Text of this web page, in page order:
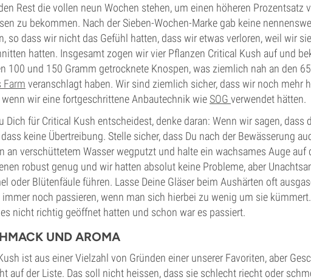
Rest die vollen neun Wochen stehen, um einen höheren Prozentsatz
zu bekommen. Nach der Sieben-Wochen-Marke gab keine
so dass wir nicht das Gefühl hatten, dass wir etwas verloren, weil wir
hatten. Insgesamt zogen wir vier Pflanzen Critical Kush auf und
100 und 150 Gramm getrocknete Knospen, was ziemlich nah an den
Farm veranschlagt haben. Wir sind ziemlich sicher, dass wir noch mehr
wenn wir eine fortgeschrittene Anbautechnik wie SOG verwendet hätten.
Dich für Critical Kush entscheidest, denke daran: Wenn wir sagen, dass
keine Übertreibung. Stelle sicher, dass Du nach der Bewässerung
an verschüttetem Wasser wegputzt und halte ein wachsames Auge
robust genug und wir hatten absolut keine Probleme, aber
oder Blütenfäule führen. Lasse Deine Gläser beim Aushärten oft
noch passieren, wenn man sich hierbei zu wenig um sie
nicht richtig geöffnet hatten und schon war es passiert.
UND AROMA
ist aus einer Vielzahl von Gründen einer unserer Favoriten, aber
auf der Liste. Das soll nicht heissen, dass sie schlecht riecht oder